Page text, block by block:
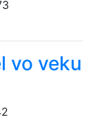
vo veku